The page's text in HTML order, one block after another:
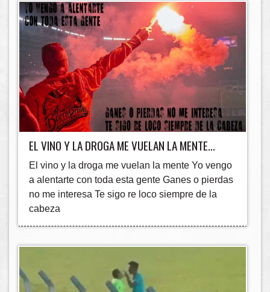
EL VINO Y LA DROGA ME VUELAN LA MENTE...
El vino y la droga me vuelan la mente Yo vengo
a alentarte con toda esta gente Ganes o pierdas
no me interesa Te sigo re loco siempre de la
cabeza